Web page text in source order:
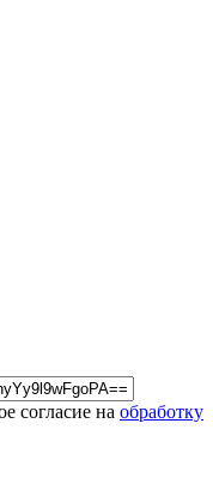
согласие на обработку